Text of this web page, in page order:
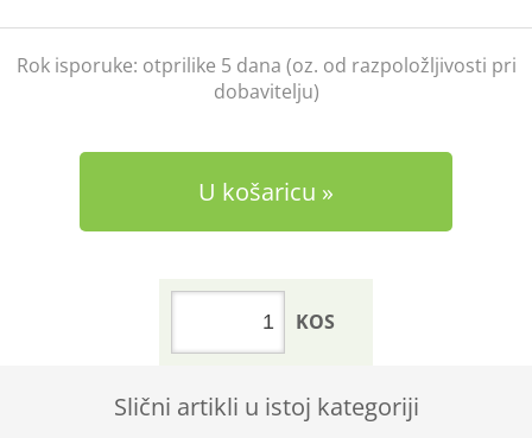
Rok isporuke: otprilike 5 dana (oz. od razpoložljivosti pri
dobavitelju)
U košaricu
KOS
Slični artikli u istoj kategoriji